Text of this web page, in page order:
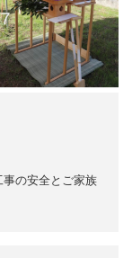
の安全とご家族